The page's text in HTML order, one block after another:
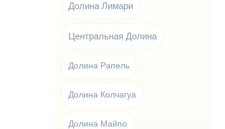
Долина Лимари
Центральная Долина
Долина Рапель
Долина Колчагуа
Долина Майпо